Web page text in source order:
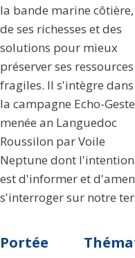
la bande marine côtière,
de ses richesses et des
solutions pour mieux
préserver ses ressources
fragiles. Il s'intègre dans
la campagne Echo-
menée an Languedoc
Roussilon par Voile
Neptune dont l'intention
est d'informer et
s'interroger sur notre
Portée